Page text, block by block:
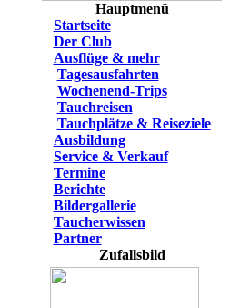
Hauptmenü
Startseite
Der Club
Ausflüge & mehr
Tagesausfahrten
Wochenend-Trips
Tauchreisen
Tauchplätze & Reiseziele
Ausbildung
Service & Verkauf
Termine
Berichte
Bildergallerie
Taucherwissen
Partner
Zufallsbild